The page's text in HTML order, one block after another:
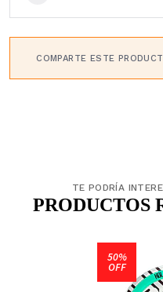
COMPARTE ESTE
TE PODRÍA
PRODUCTOS
50%
OFF